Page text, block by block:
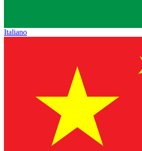
Italiano